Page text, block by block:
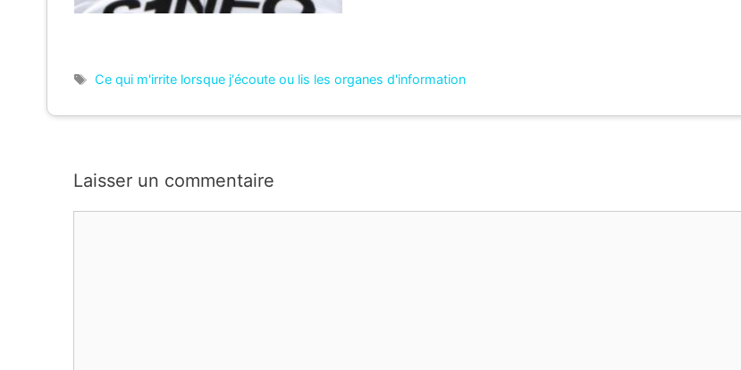
Étiquettes
Ce qui m'irrite lorsque j'écoute ou lis les organes d'information
Laisser un commentaire